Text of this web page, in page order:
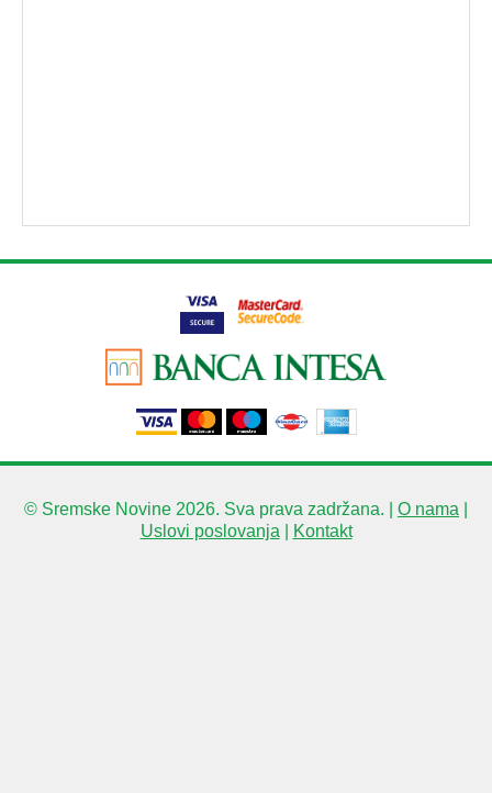
© Sremske Novine 2026. Sva prava zadržana. | O nama
Uslovi poslovanja
Kontakt